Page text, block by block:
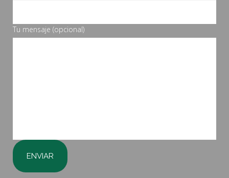
Tu mensaje (opcional)